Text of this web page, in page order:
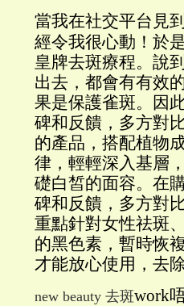
當我在社交平台見
經令我很心動！於
皇牌去斑療程。說
出去，都會有有效
果是保護雀斑。因
碑和反饋，多方對
的產品，搭配植物
律，輕輕深入基層
礎白皙的面容。在
碑和反饋，多方對
重點針對女性祛斑
的黑色素，暫時恢
才能放心使用，去除
new beauty 去斑work